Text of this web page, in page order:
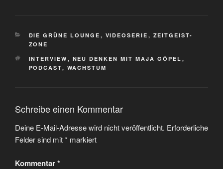
KATEGORIEN
DIE GRÜNE LOUNGE , VIDEOSERIE , ZEITGEIST-
ZONE
SCHLAGWÖRTER
INTERVIEW , NEU DENKEN MIT MAJA GÖPEL ,
PODCAST, WACHSTUM
Schreibe einen Kommentar
Deine E-Mail-Adresse wird nicht veröffentlicht. Erforderliche
Felder sind mit* markiert
Kommentar*